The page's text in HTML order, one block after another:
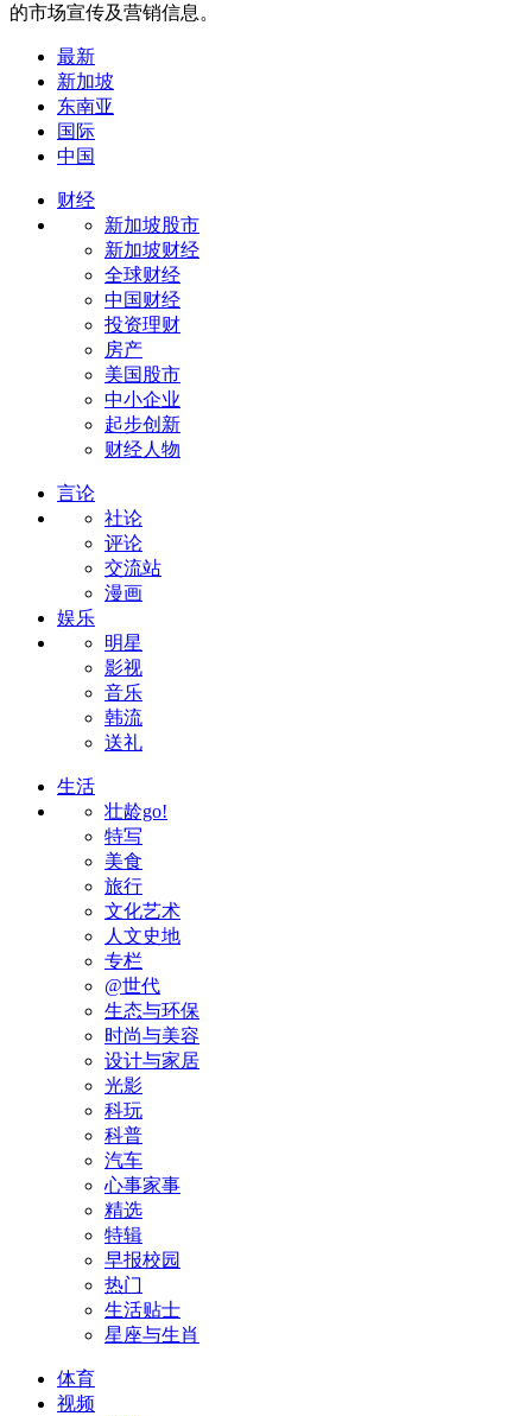
的市场宣传及营销信息。
最新
新加坡
东南亚
国际
中国
财经
新加坡股市
新加坡财经
全球财经
中国财经
投资理财
房产
美国股市
中小企业
起步创新
财经人物
言论
社论
评论
交流站
漫画
娱乐
明星
影视
音乐
韩流
送礼
生活
壮龄go!
特写
美食
旅行
文化艺术
人文史地
专栏
@世代
生态与环保
时尚与美容
设计与家居
光影
科玩
科普
汽车
心事家事
精选
特辑
早报校园
热门
生活贴士
星座与生肖
体育
视频